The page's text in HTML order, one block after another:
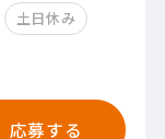
土日休み
応募する